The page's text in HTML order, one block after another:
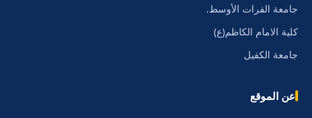
جامعة الفرات الأوسط.
كلية الامام الكاظم(ع)
جامعة الكفيل
عن الموقع